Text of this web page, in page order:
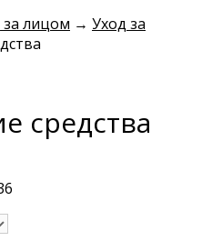
за лицом → Уход за
средства